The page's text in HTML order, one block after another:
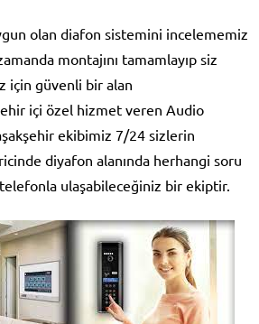
olan diafon sistemini incelememiz
montajını tamamlayıp siz
için güvenli bir alan
içi özel hizmet veren Audio
ekibimiz 7/24 sizlerin
diyafon alanında herhangi soru
ulaşabileceğiniz bir ekiptir.